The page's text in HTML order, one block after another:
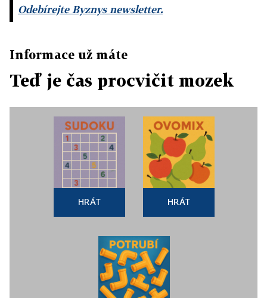
Odebírejte Byznys newsletter.
Informace už máte
Teď je čas procvičit mozek
HRÁT HRÁT